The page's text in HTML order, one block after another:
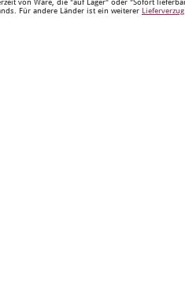
von Ware, die "auf Lager" oder "Sofort
Für andere Länder ist ein weiterer Lieferverzug